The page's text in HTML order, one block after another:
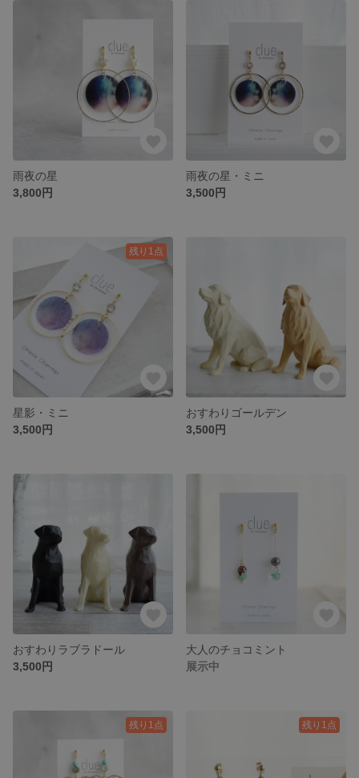
雨夜の星
3,800円
雨夜の星・ミニ
3,500円
残り1点
星影・ミニ
3,500円
おすわりゴールデン
3,500円
おすわりラブラドール
3,500円
大人のチョコミント
展示中
残り1点 残り1点